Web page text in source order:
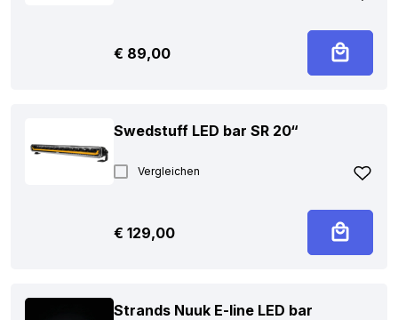
€ 89,00
Swedstuff LED bar SR 20“
Vergleichen
€ 129,00
Strands Nuuk E-line LED bar